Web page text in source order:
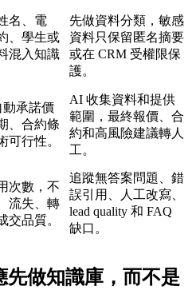
名、電
、學生或
混入知識
先做資料分類，敏感
資料只保留匿名摘要
或在 CRM 受權限保
護。
承諾價
、合約條
可行性。
AI 收集資料和提供
範圍，最終報價、合
約和高風險建議轉人
工。
次數，不
流失、轉
交品質。
追蹤無答案問題、錯
誤引用、人工改寫、
lead quality 和 FAQ
缺口。
先做知識庫，而不是